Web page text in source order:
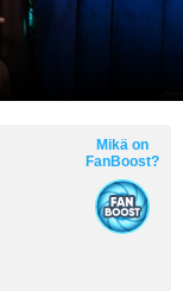
Mikä on
FanBoost?